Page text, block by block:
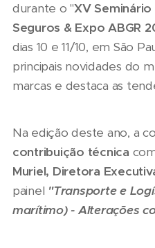
durante o "XV
Seguros & Expo ABGR
dias 10 e 11/10, em São
principais novidades do
marcas e destaca as
Na edição deste ano, a
contribuição técnica
Muriel, Diretora
painel "Transporte e
marítimo) - Alterações